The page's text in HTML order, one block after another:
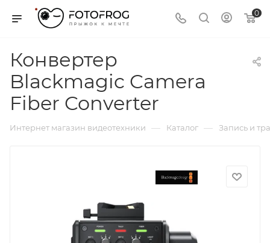
0
Конвертер
Blackmagic Camera
Fiber Converter
Интернет магазин видеотехники — Каталог — Запись и